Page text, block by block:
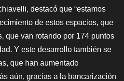
destacó que “estamos
de estos espacios, que
que van rotando por 174 puntos
Y este desarrollo también se
que han aumentado
aún, gracias a la bancarización